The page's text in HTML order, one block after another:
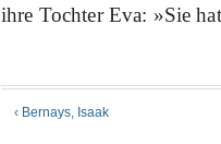
ihre Tochter Eva: »Sie
‹ Bernays, Isaak